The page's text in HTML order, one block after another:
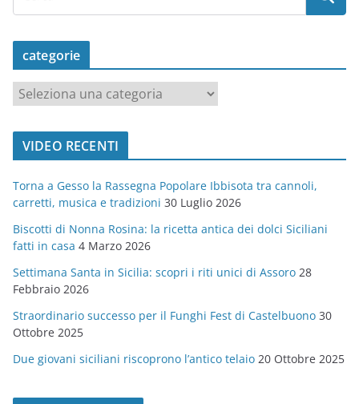
categorie
a
t
o
r
i
e
VIDEO RECENTI
Torna a Gesso la Rassegna Popolare Ibbisota tra cannoli,
carretti, musica e tradizioni 30 Luglio 2026
Biscotti di Nonna Rosina: la ricetta antica dei dolci Siciliani
fatti in casa 4 Marzo 2026
Settimana Santa in Sicilia: scopri i riti unici di Assoro 28
Febbraio 2026
Straordinario successo per il Funghi Fest di Castelbuono 30
Ottobre 2025
Due giovani siciliani riscoprono l’antico telaio 20 Ottobre 2025